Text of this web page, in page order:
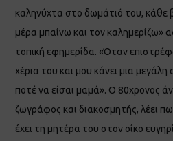
καληνύχτα στο δωμάτιό του, κάθε
μέρα μπαίνω και τον καλημερίζω»
τοπική εφημερίδα. «Όταν
χέρια του και μου κάνει μια
ποτέ να είσαι μαμά». Ο 80χρονος
ζωγράφος και διακοσμητής, λέει
έχει τη μητέρα του στον οίκο